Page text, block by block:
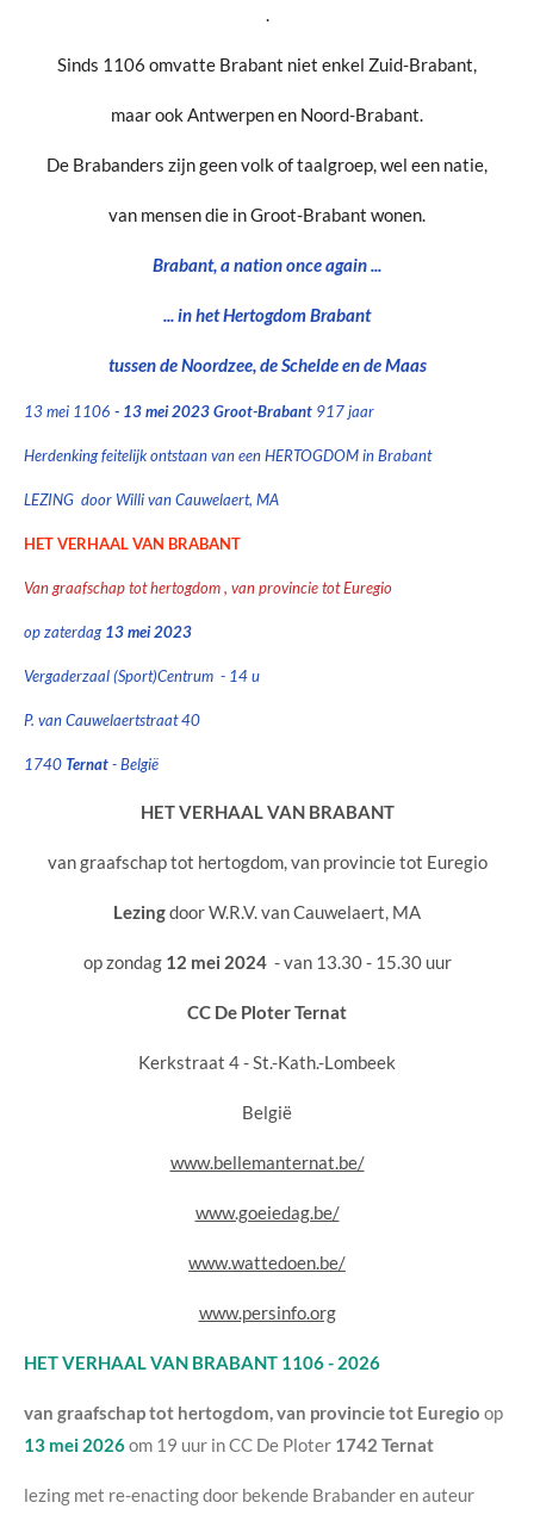
.
Sinds 1106 omvatte Brabant niet enkel Zuid-Brabant,
maar ook Antwerpen en Noord-Brabant.
De Brabanders zijn geen volk of taalgroep, wel een natie,
van mensen die in Groot-Brabant wonen.
Brabant, a nation once again ...
... in het Hertogdom Brabant
tussen de Noordzee, de Schelde en de Maas
13 mei 1106 - 13 mei 2023 Groot-Brabant 917 jaar
Herdenking feitelijk ontstaan van een HERTOGDOM in Brabant
LEZING door Willi van Cauwelaert, MA
HET VERHAAL VAN BRABANT
Van graafschap tot hertogdom , van provincie tot Euregio
op zaterdag 13 mei 2023
Vergaderzaal (Sport)Centrum - 14 u
P. van Cauwelaertstraat 40
1740 Ternat - België
HET VERHAAL VAN BRABANT
van graafschap tot hertogdom, van provincie tot Euregio
Lezingdoor W.R.V. van Cauwelaert, MA
op zondag 12 mei 2024- van 13.30 - 15.30 uur
CC De Ploter Ternat
Kerkstraat 4 - St.-Kath.-Lombeek
België
www.bellemanternat.be/
www.goeiedag.be/
www.wattedoen.be/
www.persinfo.org
HET VERHAAL VAN BRABANT 1106 - 2026
van graafschap tot hertogdom, van provincie tot Euregio op
13 mei 2026om 19 uur in CC De Ploter 1742 Ternat
lezing met re-enacting door bekende Brabander en auteur